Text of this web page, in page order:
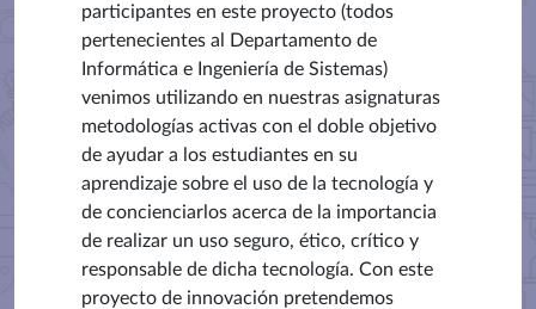
participantes en este proyecto (todos
pertenecientes al Departamento de
Informática e Ingeniería de Sistemas)
venimos utilizando en nuestras asignaturas
metodologías activas con el doble objetivo
de ayudar a los estudiantes en su
aprendizaje sobre el uso de la tecnología y
de concienciarlos acerca de la importancia
de realizar un uso seguro, ético, crítico y
responsable de dicha tecnología. Con este
proyecto de innovación pretendemos